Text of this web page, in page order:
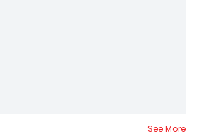
See More